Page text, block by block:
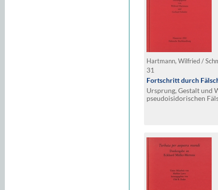
Hartmann, Wilfried /
31
Fortschritt durch
Ursprung, Gestalt und
pseudoisidorischen